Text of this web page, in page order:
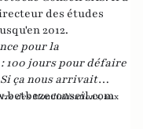
des études
2012.
pour la
: 100 jours pour défaire
Si ça nous arrivait
des Mondialisations, aux
ce malade imaginaire"